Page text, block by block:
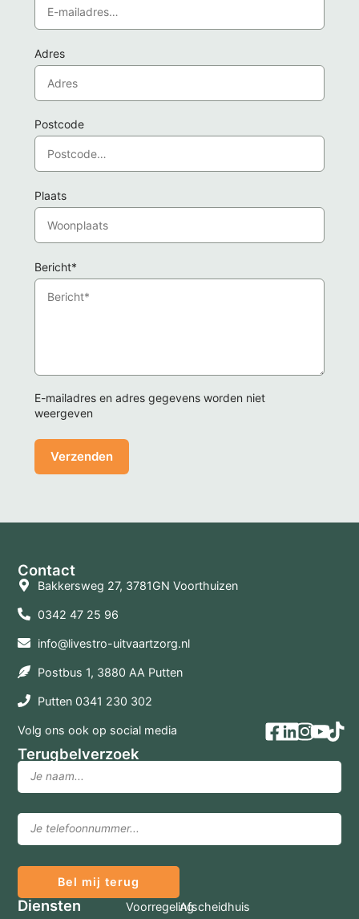
Adres
Postcode
Plaats
Bericht*
E-mailadres en adres gegevens worden niet
weergeven
Contact
Bakkersweg 27, 3781GN Voorthuizen
0342 47 25 96
info@livestro-uitvaartzorg.nl
Postbus 1, 3880 AA Putten
Putten 0341 230 302
Volg ons ook op social media
Terugbelverzoek
Bel mij terug
Diensten VoorregelingAfscheidhuis